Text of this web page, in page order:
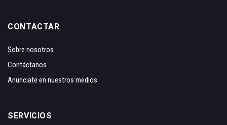
CONTACTAR
Sobre nosotros
Contáctanos
Anunciate en nuestros medios
SERVICIOS